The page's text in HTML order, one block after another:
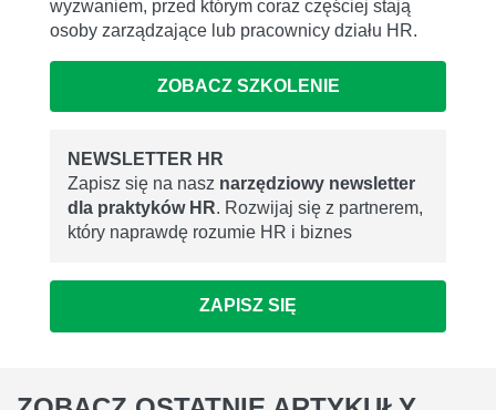
wyzwaniem, przed którym coraz częściej stają
osoby zarządzające lub pracownicy działu HR.
ZOBACZ SZKOLENIE
NEWSLETTER HR
Zapisz się na nasz narzędziowy newsletter
dla praktyków HR. Rozwijaj się z partnerem,
który naprawdę rozumie HR i biznes
ZAPISZ SIĘ